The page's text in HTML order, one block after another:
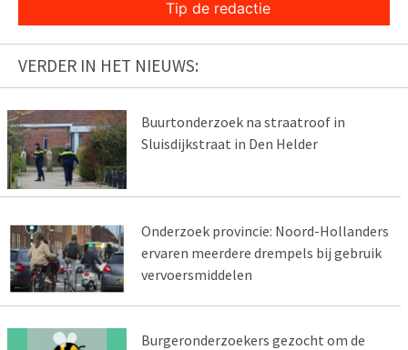
Tip de redactie
VERDER IN HET NIEUWS:
Buurtonderzoek na straatroof in
Sluisdijkstraat in Den Helder
Onderzoek provincie: Noord-Hollanders
ervaren meerdere drempels bij gebruik
vervoersmiddelen
Burgeronderzoekers gezocht om de